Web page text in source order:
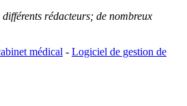
rédacteurs; de nombreux
médical - Logiciel de gestion de